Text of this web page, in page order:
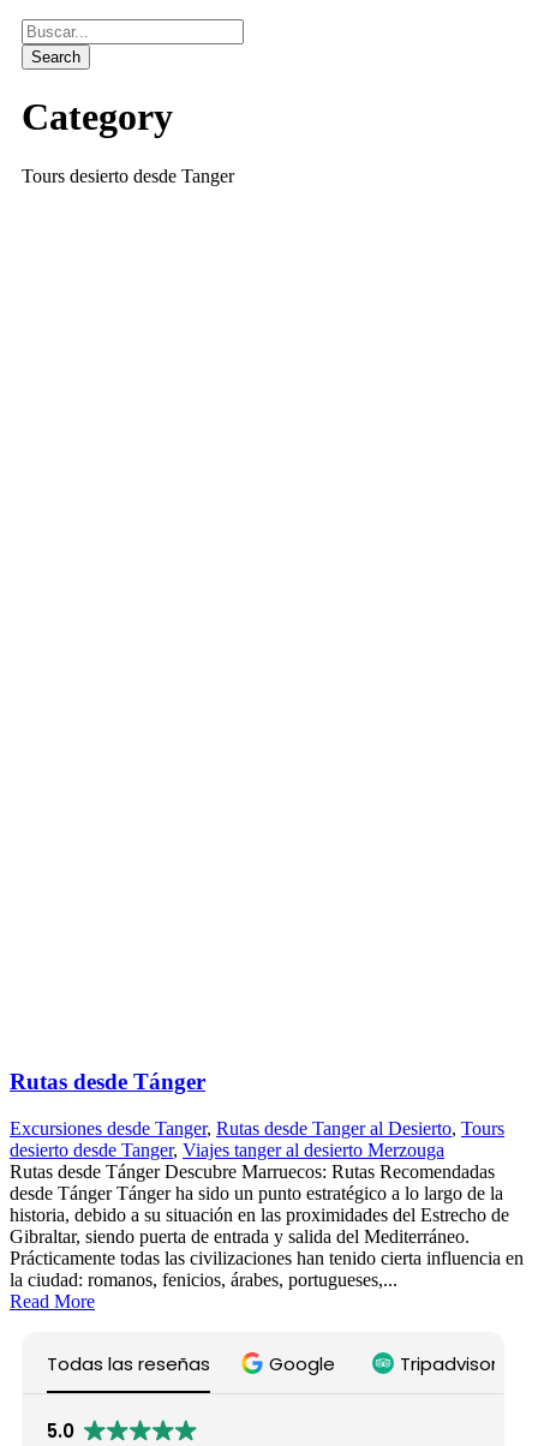
Category
Tours desierto desde Tanger
Rutas desde Tánger
Excursiones desde Tanger, Rutas desde Tanger al Desierto, Tours
desierto desde Tanger, Viajes tanger al desierto Merzouga
Rutas desde Tánger Descubre Marruecos: Rutas Recomendadas
desde Tánger Tánger ha sido un punto estratégico a lo largo de la
historia, debido a su situación en las proximidades del Estrecho de
Gibraltar, siendo puerta de entrada y salida del Mediterráneo.
Prácticamente todas las civilizaciones han tenido cierta influencia en
la ciudad: romanos, fenicios, árabes, portugueses,...
Read More
Todas las reseñas Google Tripadvisor
5.0